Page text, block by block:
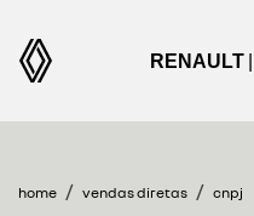
RENAULT
home vendas diretas cnpj